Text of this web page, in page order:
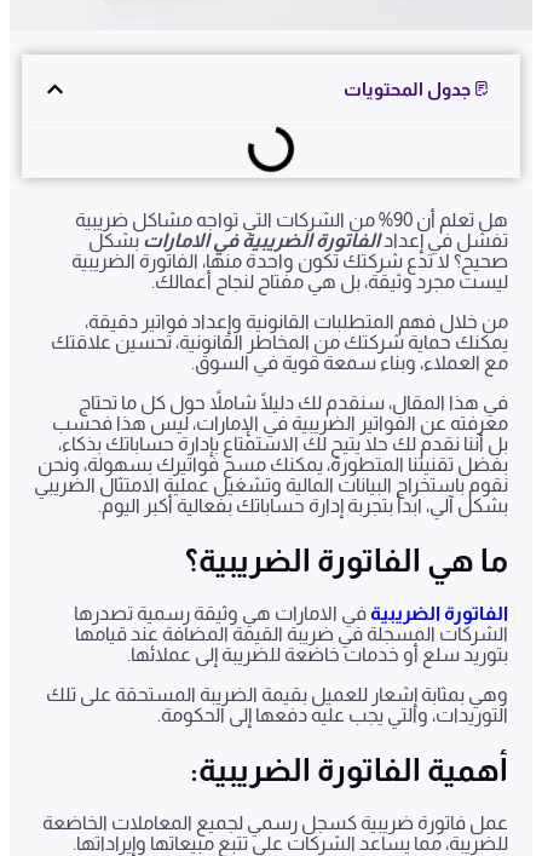
هل تعلم أن 90% من الشركات التي تواجه مشاكل ضريبية
تفشل في إعدادالفاتورة الضريبية في الامارات بشكل
صحيح؟ لا تدع شركتك تكون واحدة منها، الفاتورة الضريبية
ليست مجرد وثيقة، بل هي مفتاح لنجاح أعمالك.
من خلال فهم المتطلبات القانونية وإعداد فواتير دقيقة،
يمكنك حماية شركتك من المخاطر القانونية، تحسين علاقتك
مع العملاء، وبناء سمعة قوية في السوق.
في هذا المقال، سنقدم لك دليلًا شاملاً حول كل ما تحتاج
معرفته عن الفواتير الضريبية في الإمارات، ليس هذا فحسب
بل أننا نقدم لك حلا يتيح لك الاستمتاع بإدارة حساباتك بذكاء،
بفضل تقنيتنا المتطورة، يمكنك مسح فواتيرك بسهولة، ونحن
نقوم باستخراج البيانات المالية وتشغيل عملية الامتثال الضريبي
بشكل آلي، ابدأ بتجربة إدارة حساباتك بفعالية أكبر اليوم.
ما هي الفاتورة الضريبية؟
الفاتورة الضريبيةفي الامارات هي وثيقة رسمية تصدرها
الشركات المسجلة في ضريبة القيمة المضافة عند قيامها
بتوريد سلع أو خدمات خاضعة للضريبة إلى عملائها.
وهي بمثابة إشعار للعميل بقيمة الضريبة المستحقة على تلك
التوريدات، والتي يجب عليه دفعها إلى الحكومة.
أهمية الفاتورة الضريبية:
عمل فاتورة ضريبية كسجل رسمي لجميع المعاملات الخاضعة
للضريبة، مما يساعد الشركات على تتبع مبيعاتها وإيراداتها.
جدول المحتويات